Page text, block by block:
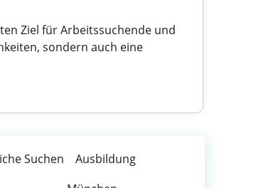
Ziel für Arbeitssuchende und
sondern auch eine
Suchen
Ausbildung